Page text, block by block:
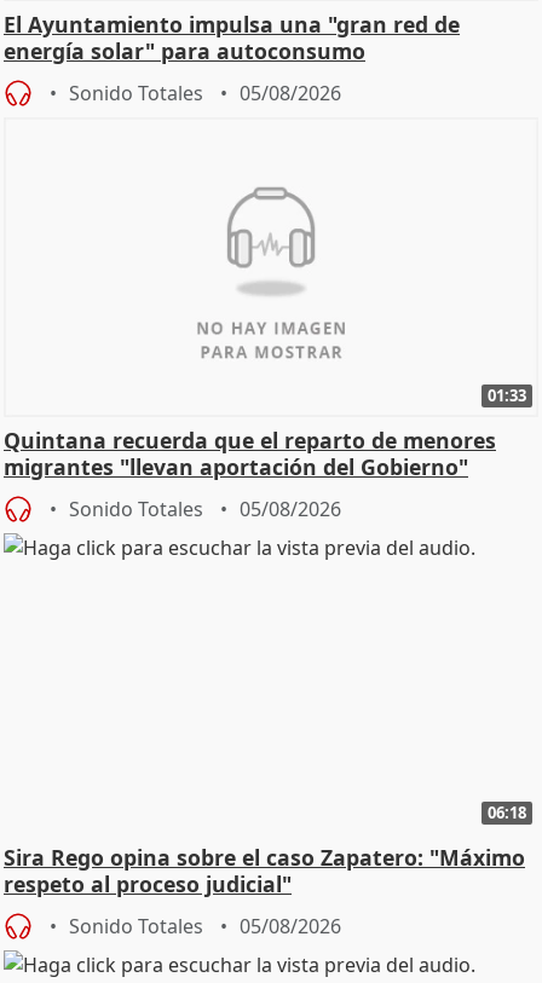
El Ayuntamiento impulsa una "gran red de
energía solar" para autoconsumo
Sonido Totales 05/08/2026
01:33
Quintana recuerda que el reparto de menores
migrantes "llevan aportación del Gobierno"
central
Sonido Totales 05/08/2026
06:18
Sira Rego opina sobre el caso Zapatero: "Máximo
respeto al proceso judicial"
Sonido Totales 05/08/2026